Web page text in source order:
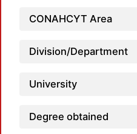
CONAHCYT Area
Division/Department
University
Degree obtained